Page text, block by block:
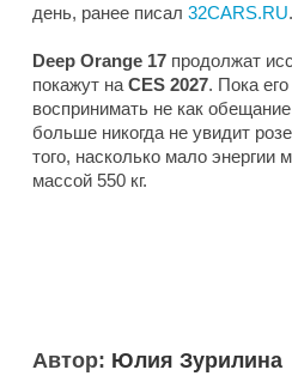
день, ранее писал 32CARS.RU.
Deep Orange 17 продолжат
покажут на CES 2027. Пока
воспринимать не как
больше никогда не увидит
того, насколько мало энергии
массой 550 кг.
Автор: Юлия Зурилина